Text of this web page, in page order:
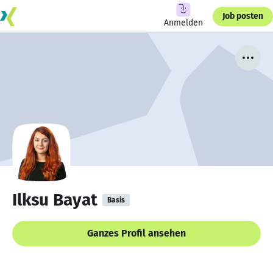
Anmelden
Job posten
Ilksu Bayat Basis
Ganzes Profil ansehen